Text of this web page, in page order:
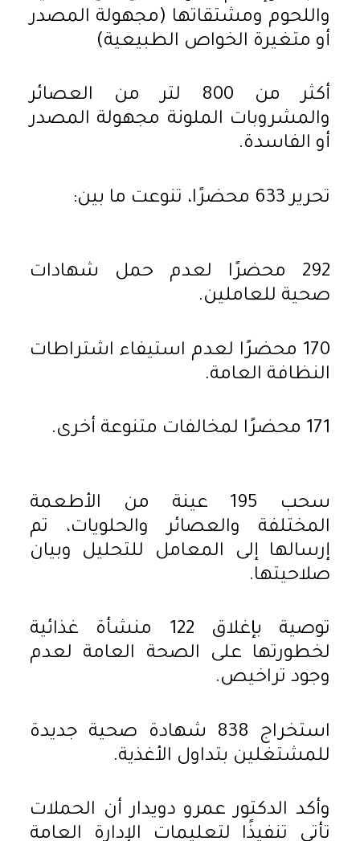
واللحوم ومشتقاتها (مجهولة المصدر
أو متغيرة الخواص الطبيعية)
أكثر من 800 لتر من العصائر
والمشروبات الملونة مجهولة المصدر
أو الفاسدة.
تحرير 633 محضرًا، تنوعت ما بين:
292 محضرًا لعدم حمل شهادات
صحية للعاملين.
170 محضرًا لعدم استيفاء اشتراطات
النظافة العامة.
171 محضرًا لمخالفات متنوعة أخرى.
سحب 195 عينة من الأطعمة
المختلفة والعصائر والحلويات، تم
إرسالها إلى المعامل للتحليل وبيان
صلاحيتها.
توصية بإغلاق 122 منشأة غذائية
لخطورتها على الصحة العامة لعدم
وجود تراخيص.
استخراج 838 شهادة صحية جديدة
للمشتغلين بتداول الأغذية.
وأكد الدكتور عمرو دويدار أن الحملات
تأتي تنفيذًا لتعليمات الإدارة العامة